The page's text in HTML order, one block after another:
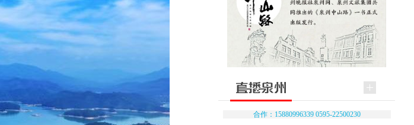
合作：15880996339 0595-22500230